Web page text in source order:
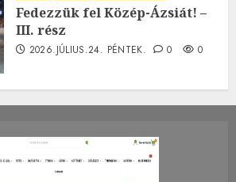
Fedezzük fel Közép-Ázsiát! –
III. rész
2026.JÚLIUS.24. PÉNTEK. 0 0